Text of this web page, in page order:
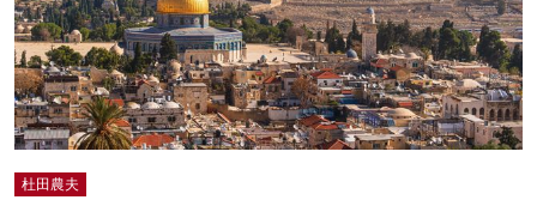
杜田農夫